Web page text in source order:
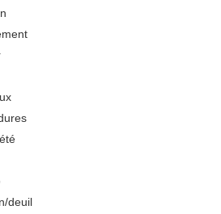
deuil